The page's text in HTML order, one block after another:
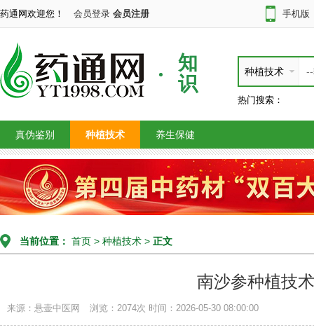
药通网欢迎您！ 会员登录 会员注册 手机版
知
识
种植技术
热门搜索：
真伪鉴别 种植技术 养生保健
当前位置： 首页 > 种植技术 > 正文
南沙参种植技术
来源：悬壶中医网 浏览：2074次 时间：2026-05-30 08:00:00